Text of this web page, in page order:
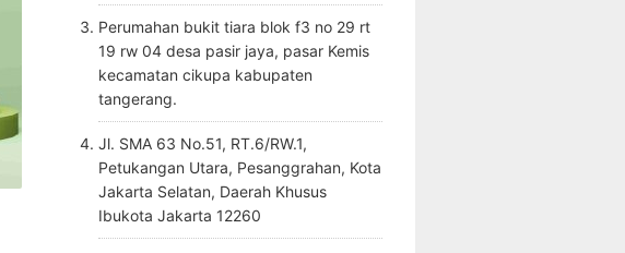
Perumahan bukit tiara blok f3 no 29 rt
19 rw 04 desa pasir jaya, pasar Kemis
kecamatan cikupa kabupaten
tangerang.
Jl. SMA 63 No.51, RT.6/RW.1,
Petukangan Utara, Pesanggrahan, Kota
Jakarta Selatan, Daerah Khusus
Ibukota Jakarta 12260